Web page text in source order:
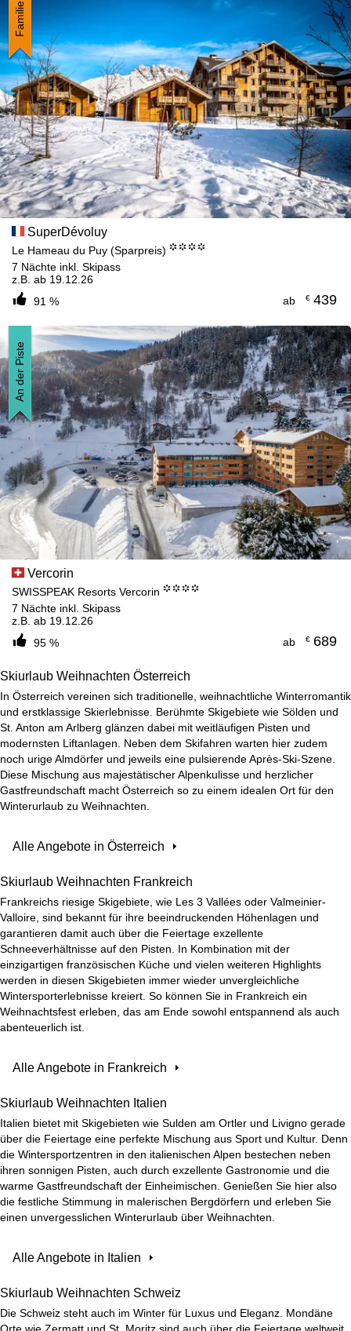
SuperDévoluy
Le Hameau du Puy (Sparpreis) °°°°
7 Nächte inkl. Skipass
z.B. ab 19.12.26
91 %
ab €439
Familie
Vercorin
SWISSPEAK Resorts Vercorin °°°°
7 Nächte inkl. Skipass
z.B. ab 19.12.26
95 %
ab €689
An der Piste
Skiurlaub Weihnachten Österreich
In Österreich vereinen sich traditionelle, weihnachtliche Winterromantik
und erstklassige Skierlebnisse. Berühmte Skigebiete wie Sölden und
St. Anton am Arlberg glänzen dabei mit weitläufigen Pisten und
modernsten Liftanlagen. Neben dem Skifahren warten hier zudem
noch urige Almdörfer und jeweils eine pulsierende Après-Ski-Szene.
Diese Mischung aus majestätischer Alpenkulisse und herzlicher
Gastfreundschaft macht Österreich so zu einem idealen Ort für den
Winterurlaub zu Weihnachten.
Alle Angebote in Österreich
Skiurlaub Weihnachten Frankreich
Frankreichs riesige Skigebiete, wie Les 3 Vallées oder Valmeinier-
Valloire, sind bekannt für ihre beeindruckenden Höhenlagen und
garantieren damit auch über die Feiertage exzellente
Schneeverhältnisse auf den Pisten. In Kombination mit der
einzigartigen französischen Küche und vielen weiteren Highlights
werden in diesen Skigebieten immer wieder unvergleichliche
Wintersporterlebnisse kreiert. So können Sie in Frankreich ein
Weihnachtsfest erleben, das am Ende sowohl entspannend als auch
abenteuerlich ist.
Alle Angebote in Frankreich
Skiurlaub Weihnachten Italien
Italien bietet mit Skigebieten wie Sulden am Ortler und Livigno gerade
über die Feiertage eine perfekte Mischung aus Sport und Kultur. Denn
die Wintersportzentren in den italienischen Alpen bestechen neben
ihren sonnigen Pisten, auch durch exzellente Gastronomie und die
warme Gastfreundschaft der Einheimischen. Genießen Sie hier also
die festliche Stimmung in malerischen Bergdörfern und erleben Sie
einen unvergesslichen Winterurlaub über Weihnachten.
Alle Angebote in Italien
Skiurlaub Weihnachten Schweiz
Die Schweiz steht auch im Winter für Luxus und Eleganz. Mondäne